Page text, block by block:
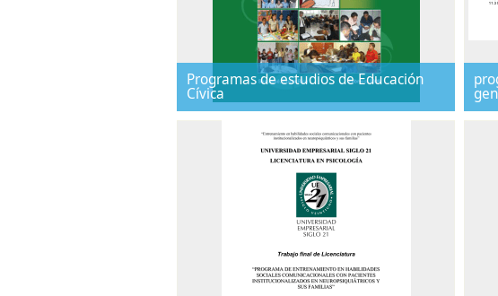
Programas de estudios de Educación
Cívica